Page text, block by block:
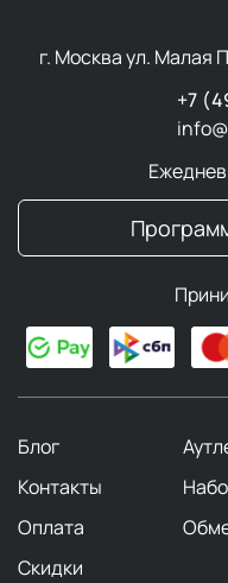
г. Москва ул. Малая
+7
Блог
Контакты
Оплата
Скидки